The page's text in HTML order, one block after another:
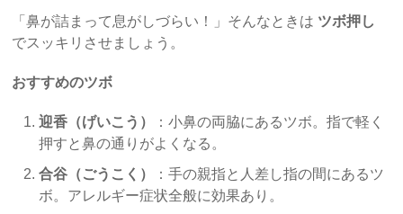
「鼻が詰まって息がしづらい！」そんなときは ツボ押し
でスッキリさせましょう。
おすすめのツボ
迎香（げいこう）
：小鼻の両脇にあるツボ。指で軽く
押すと鼻の通りがよくなる。
合谷（ごうこく）
：手の親指と人差し指の間にあるツ
ボ。アレルギー症状全般に効果あり。